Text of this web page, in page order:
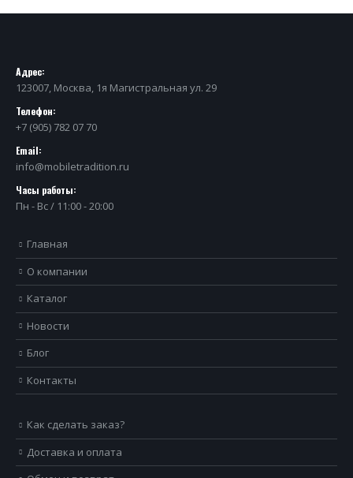
Адрес:
123007, Москва, 1я Магистральная ул. 29
Телефон:
+7 (905) 782 07 70
Email:
info@mobiletradition.ru
Часы работы:
Пн - Вс / 11:00 - 20:00
Главная
О компании
Каталог
Новости
Блог
Контакты
Как сделать заказ?
Доставка и оплата